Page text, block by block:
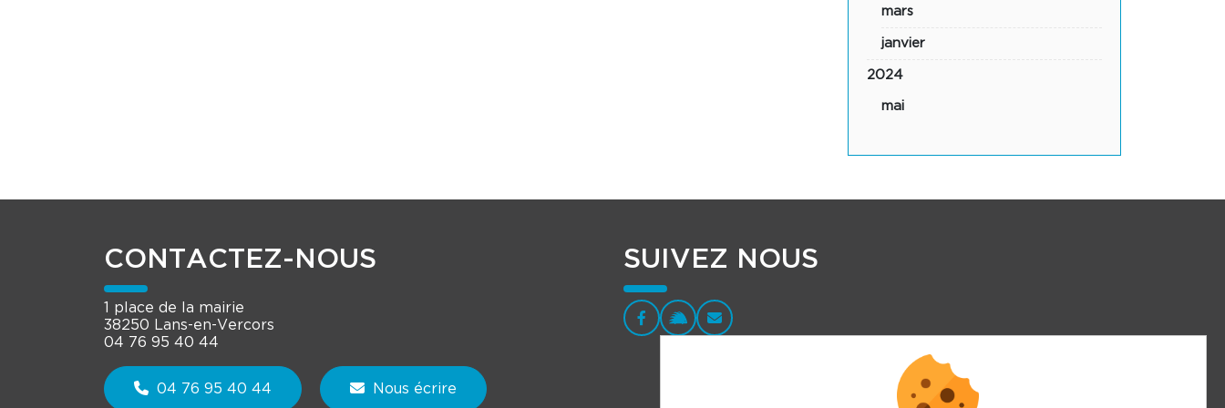
mars
janvier
2024
mai
CONTACTEZ-NOUS
1 place de la mairie
38250 Lans-en-Vercors
04 76 95 40 44
04 76 95 40 44 Nous écrire
SUIVEZ NOUS